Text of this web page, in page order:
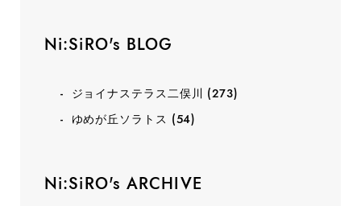
Ni:SiRO's BLOG
ジョイナステラス二俣川 (273)
ゆめが丘ソラトス (54)
Ni:SiRO's ARCHIVE